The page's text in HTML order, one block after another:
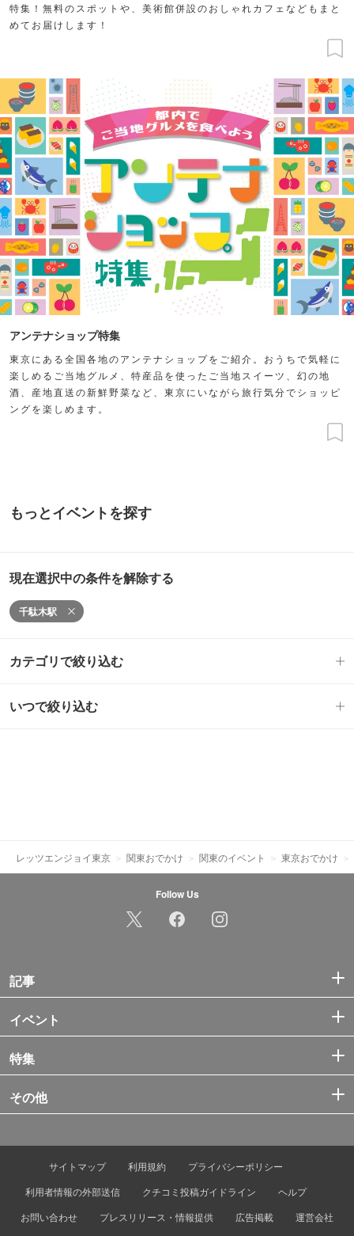
特集！無料のスポットや、美術館併設のおしゃれカフェなどもまと
めてお届けします！
アンテナショップ特集
東京にある全国各地のアンテナショップをご紹介。おうちで気軽に
楽しめるご当地グルメ、特産品を使ったご当地スイーツ、幻の地
酒、産地直送の新鮮野菜など、東京にいながら旅行気分でショッピ
ングを楽しめます。
もっとイベントを探す
現在選択中の条件を解除する
千駄木駅
カテゴリで絞り込む
いつで絞り込む
レッツエンジョイ東京 関東おでかけ 関東のイベント 東京おでかけ
Follow Us
記事
イベント
特集
その他
サイトマップ 利用規約
プライバシーポリシー
利用者情報の外部送信
クチコミ投稿ガイドライン
ヘルプ
お問い合わせ
プレスリリース・情報提供 広告掲載 運営会社